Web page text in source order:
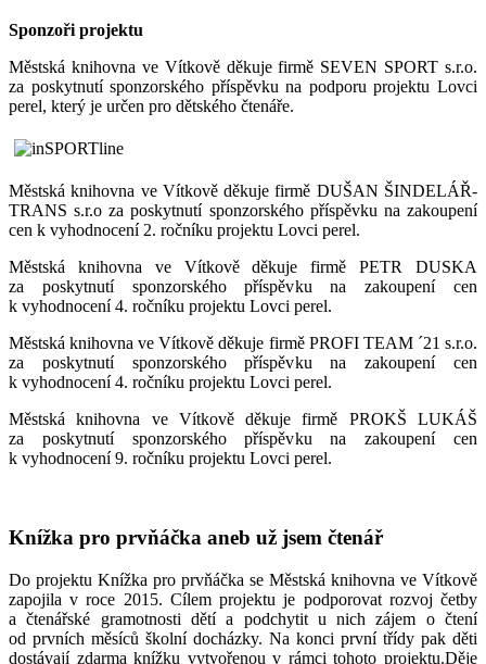
Sponzoři projektu
Městská knihovna ve Vítkově děkuje firmě SEVEN SPORT s.r.o.
za poskytnutí sponzorského příspěvku na podporu projektu Lovci
perel, který je určen pro dětského čtenáře.
Městská knihovna ve Vítkově děkuje firmě DUŠAN ŠINDELÁŘ-
TRANS s.r.o za poskytnutí sponzorského příspěvku na zakoupení
cen k vyhodnocení 2. ročníku projektu Lovci perel.
Městská knihovna ve Vítkově děkuje firmě PETR DUSKA
za poskytnutí sponzorského příspěvku na zakoupení cen
k vyhodnocení 4. ročníku projektu Lovci perel.
Městská knihovna ve Vítkově děkuje firmě PROFI TEAM ´21 s.r.o.
za poskytnutí sponzorského příspěvku na zakoupení cen
k vyhodnocení 4. ročníku projektu Lovci perel.
Městská knihovna ve Vítkově děkuje firmě PROKŠ LUKÁŠ
za poskytnutí sponzorského příspěvku na zakoupení cen
k vyhodnocení 9. ročníku projektu Lovci perel.
Knížka pro prvňáčka aneb už jsem čtenář
Do projektu Knížka pro prvňáčka se Městská knihovna ve Vítkově
zapojila v roce 2015. Cílem projektu je podporovat rozvoj četby
a čtenářské gramotnosti dětí a podchytit u nich zájem o čtení
od prvních měsíců školní docházky. Na konci první třídy pak děti
dostávají zdarma knížku vytvořenou v rámci tohoto projektu.Děje